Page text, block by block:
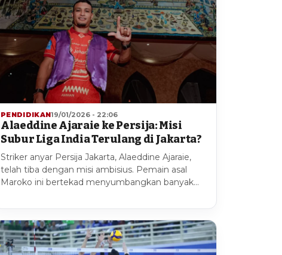
PENDIDIKAN19/01/2026 - 22:06
Alaeddine Ajaraie ke Persija: Misi
Subur Liga India Terulang di Jakarta?
Striker anyar Persija Jakarta, Alaeddine Ajaraie,
telah tiba dengan misi ambisius. Pemain asal
Maroko ini bertekad menyumbangkan banyak…